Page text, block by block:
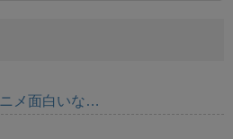
ニメ面白いな…